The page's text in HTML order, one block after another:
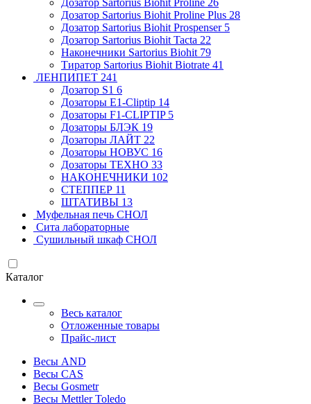
Дозатор Sartorius Biohit Proline Plus 28
Дозатор Sartorius Biohit Prospenser 5
Дозатор Sartorius Biohit Tacta 22
Наконечники Sartorius Biohit 79
Тиратор Sartorius Biohit Biotrate 41
ЛЕНПИПЕТ 241
Дозатор S1 6
Дозаторы E1-Cliptip 14
Дозаторы F1-CLIPTIP 5
Дозаторы БЛЭК 19
Дозаторы ЛАЙТ 22
Дозаторы НОВУС 16
Дозаторы ТЕХНО 33
НАКОНЕЧНИКИ 102
СТЕППЕР 11
ШТАТИВЫ 13
Муфельная печь СНОЛ
Сита лабораторные
Сушильный шкаф СНОЛ
Каталог
Весь каталог
Отложенные товары
Прайс-лист
Весы AND
Весы CAS
Весы Gosmetr
Весы Mettler Toledo